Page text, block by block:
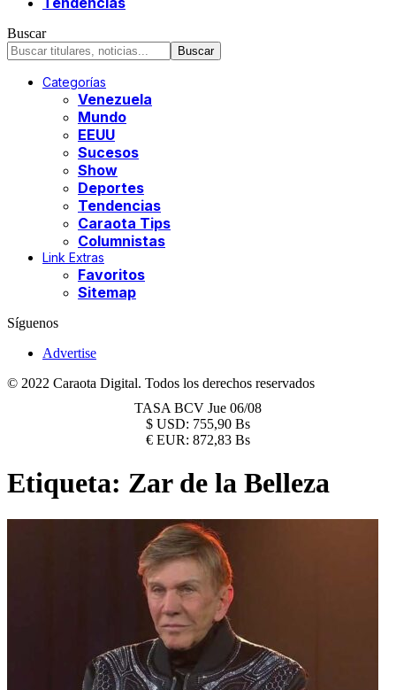
Buscar
Categorías
Venezuela
Mundo
EEUU
Sucesos
Show
Deportes
Tendencias
Caraota Tips
Columnistas
Link Extras
Favoritos
Sitemap
Síguenos
Advertise
© 2022 Caraota Digital. Todos los derechos reservados
TASA BCV Jue 06/08
$ USD: 755,90 Bs
€ EUR: 872,83 Bs
Etiqueta: Zar de la Belleza